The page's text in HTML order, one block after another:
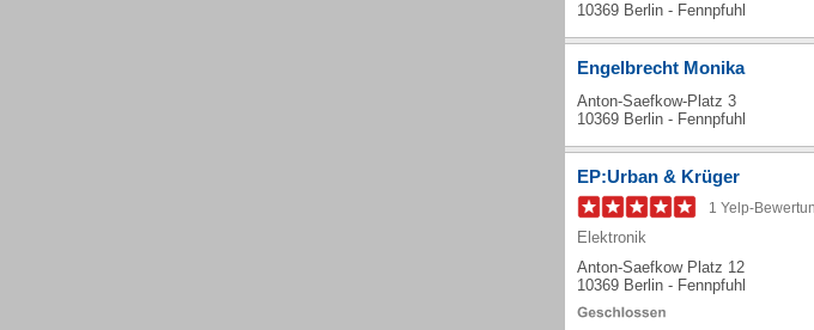
10369 Berlin - Fennpfuhl
Engelbrecht Monika
Anton-Saefkow-Platz 3
10369 Berlin - Fennpfuhl
EP:Urban & Krüger
1 Yelp-
Elektronik
Anton-Saefkow Platz 12
10369 Berlin - Fennpfuhl